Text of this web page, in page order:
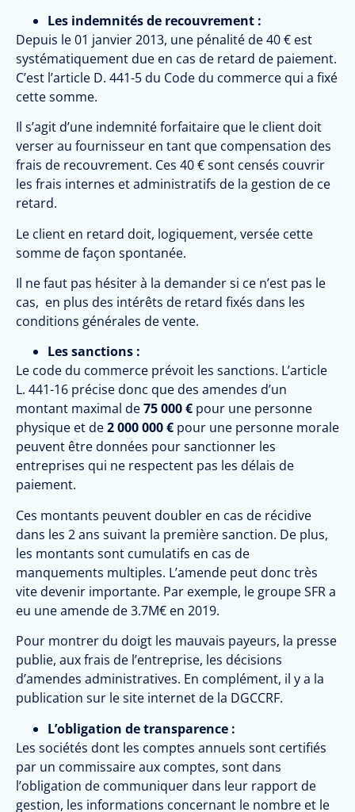
Les indemnités de recouvrement :
Depuis le 01 janvier 2013, une pénalité de 40 € est
systématiquement due en cas de retard de paiement.
C’est l’article D. 441-5 du Code du commerce qui a fixé
cette somme.
Il s’agit d’une indemnité forfaitaire que le client doit
verser au fournisseur en tant que compensation des
frais de recouvrement. Ces 40 € sont censés couvrir
les frais internes et administratifs de la gestion de ce
retard.
Le client en retard doit, logiquement, versée cette
somme de façon spontanée.
Il ne faut pas hésiter à la demander si ce n’est pas le
cas, en plus des intérêts de retard fixés dans les
conditions générales de vente.
Les sanctions :
Le code du commerce prévoit les sanctions. L’article
L. 441-16 précise donc que des amendes d’un
montant maximal de75 000 € pour une personne
physique et de2 000 000 € pour une personne morale
peuvent être données pour sanctionner les
entreprises qui ne respectent pas les délais de
paiement.
Ces montants peuvent doubler en cas de récidive
dans les 2 ans suivant la première sanction. De plus,
les montants sont cumulatifs en cas de
manquements multiples. L’amende peut donc très
vite devenir importante. Par exemple, le groupe SFR a
eu une amende de 3.7M€ en 2019.
Pour montrer du doigt les mauvais payeurs, la presse
publie, aux frais de l’entreprise, les décisions
d’amendes administratives. En complément, il y a la
publication sur le site internet de la DGCCRF.
L’obligation de transparence :
Les sociétés dont les comptes annuels sont certifiés
par un commissaire aux comptes, sont dans
l’obligation de communiquer dans leur rapport de
gestion, les informations concernant le nombre et le